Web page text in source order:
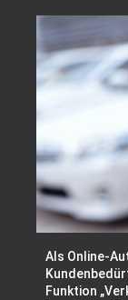
Als Online-
Funktion